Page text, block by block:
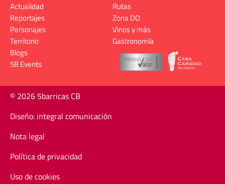
Actualidad
Reportajes
Personajes
Territorio
Rutas
Zona DO
Vinos y más
Gastronomía
Blogs
5B Events
© 2026 5barricas CB
Diseño: integral comunicación
Nota legal
Política de privacidad
Uso de cookies